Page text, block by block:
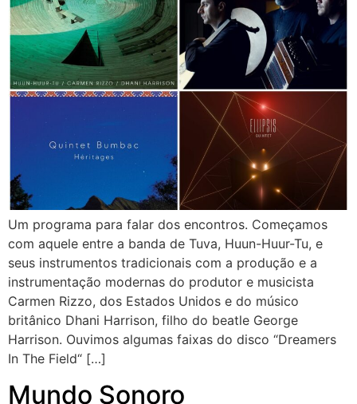
Um programa para falar dos encontros. Começamos
com aquele entre a banda de Tuva, Huun-Huur-Tu, e
seus instrumentos tradicionais com a produção e a
instrumentação modernas do produtor e musicista
Carmen Rizzo, dos Estados Unidos e do músico
britânico Dhani Harrison, filho do beatle George
Harrison. Ouvimos algumas faixas do disco “Dreamers
In The Field“ […]
Mundo Sonoro